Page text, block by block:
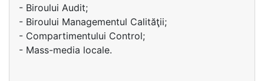
- Biroului Audit;
- Biroului Managementul Calităţii;
- Compartimentului Control;
- Mass-media locale.